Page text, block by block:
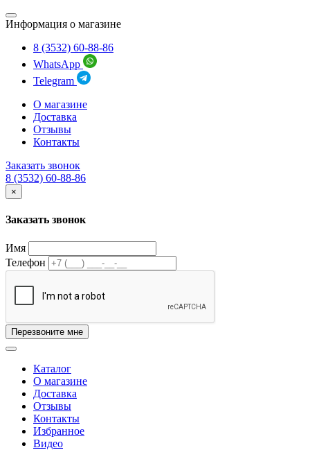
Информация о магазине
8 (3532) 60-88-86
WhatsApp
Telegram
О магазине
Доставка
Отзывы
Контакты
Заказать звонок
8 (3532) 60-88-86
×
Заказать звонок
Имя
Телефон
Перезвоните мне
Каталог
О магазине
Доставка
Отзывы
Контакты
Избранное
Видео